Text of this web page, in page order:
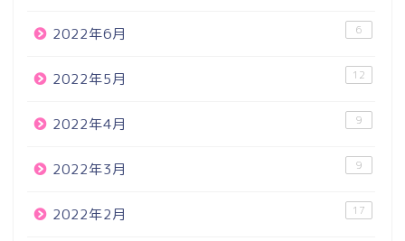
2022年6月 6
2022年5月 12
2022年4月 9
2022年3月 9
2022年2月 17